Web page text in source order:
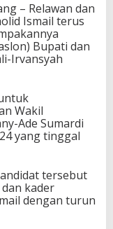
– Relawan dan
Ismail terus
Bupati dan
Irvansyah
Wakil
Ade Sumardi
yang tinggal
tersebut
kader
dengan turun